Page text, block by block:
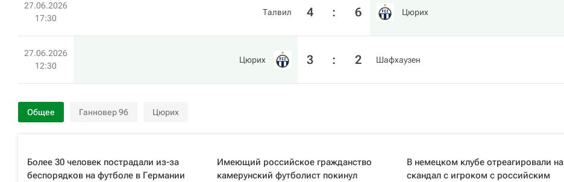
27.06.2026
17:30
Талвил 4 : 6 Цюрих
27.06.2026
12:30
Цюрих 3 : 2 Шафхаузен
Общее Ганновер 96 Цюрих
Более 30 человек пострадали из-за
беспорядков на футболе в Германии
Имеющий российское гражданство
камерунский футболист покинул
В немецком клубе отреагировали на
скандал с игроком с российским